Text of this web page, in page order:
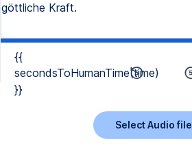
göttliche Kraft.
{{
secondsToHumanTime(time)
}}
Select Audio file